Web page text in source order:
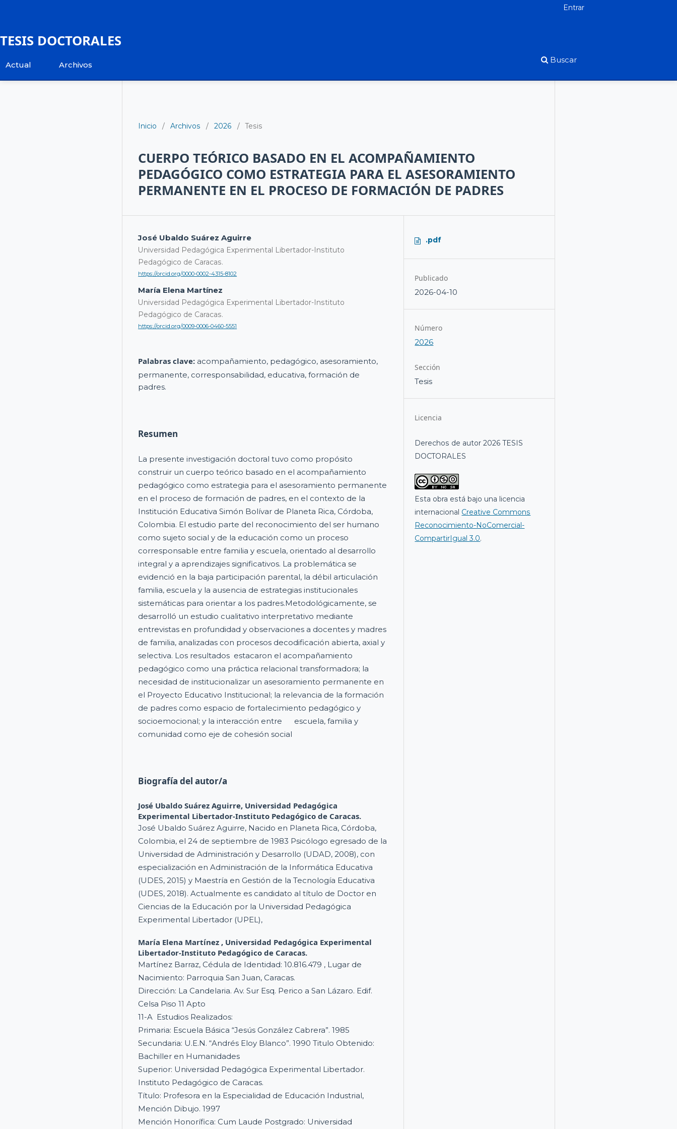
TESIS DOCTORALES
Actual Archivos
Buscar
Entrar
Inicio / Archivos / 2026 / Tesis
CUERPO TEÓRICO BASADO EN EL ACOMPAÑAMIENTO
PEDAGÓGICO COMO ESTRATEGIA PARA EL ASESORAMIENTO
PERMANENTE EN EL PROCESO DE FORMACIÓN DE PADRES
José Ubaldo Suárez Aguirre
Universidad Pedagógica Experimental Libertador-Instituto
Pedagógico de Caracas.
https://orcid.org/0000-0002-4315-8102
María Elena Martínez
Universidad Pedagógica Experimental Libertador-Instituto
Pedagógico de Caracas.
https://orcid.org/0009-0006-0460-5551
Palabras clave: acompañamiento, pedagógico, asesoramiento,
permanente, corresponsabilidad, educativa, formación de
padres.
Resumen
La presente investigación doctoral tuvo como propósito
construir un cuerpo teórico basado en el acompañamiento
pedagógico como estrategia para el asesoramiento permanente
en el proceso de formación de padres, en el contexto de la
Institución Educativa Simón Bolívar de Planeta Rica, Córdoba,
Colombia. El estudio parte del reconocimiento del ser humano
como sujeto social y de la educación como un proceso
corresponsable entre familia y escuela, orientado al desarrollo
integral y a aprendizajes significativos. La problemática se
evidenció en la baja participación parental, la débil articulación
familia, escuela y la ausencia de estrategias institucionales
sistemáticas para orientar a los padres.Metodológicamente, se
desarrolló un estudio cualitativo interpretativo mediante
entrevistas en profundidad y observaciones a docentes y madres
de familia, analizadas con procesos decodificación abierta, axial y
selectiva. Los resultados estacaron el acompañamiento
pedagógico como una práctica relacional transformadora; la
necesidad de institucionalizar un asesoramiento permanente en
el Proyecto Educativo Institucional; la relevancia de la formación
de padres como espacio de fortalecimiento pedagógico y
socioemocional; y la interacción entre escuela, familia y
comunidad como eje de cohesión social
Biografía del autor/a
José Ubaldo Suárez Aguirre, Universidad Pedagógica
Experimental Libertador-Instituto Pedagógico de Caracas.
José Ubaldo Suárez Aguirre, Nacido en Planeta Rica, Córdoba,
Colombia, el 24 de septiembre de 1983 Psicólogo egresado de la
Universidad de Administración y Desarrollo (UDAD, 2008), con
especialización en Administración de la Informática Educativa
(UDES, 2015) y Maestría en Gestión de la Tecnología Educativa
(UDES, 2018). Actualmente es candidato al título de Doctor en
Ciencias de la Educación por la Universidad Pedagógica
Experimental Libertador (UPEL),
María Elena Martínez , Universidad Pedagógica Experimental
Libertador-Instituto Pedagógico de Caracas.
Martínez Barraz, Cédula de Identidad: 10.816.479 , Lugar de
Nacimiento: Parroquia San Juan, Caracas.
Dirección: La Candelaria. Av. Sur Esq. Perico a San Lázaro. Edif.
Celsa Piso 11 Apto
11-A Estudios Realizados:
Primaria: Escuela Básica “Jesús González Cabrera”. 1985
Secundaria: U.E.N. “Andrés Eloy Blanco”. 1990 Titulo Obtenido:
Bachiller en Humanidades
Superior: Universidad Pedagógica Experimental Libertador.
Instituto Pedagógico de Caracas.
Título: Profesora en la Especialidad de Educación Industrial,
Mención Dibujo. 1997
Mención Honorífica: Cum Laude Postgrado: Universidad
.pdf
Publicado
2026-04-10
Número
2026
Sección
Tesis
Licencia
Derechos de autor 2026 TESIS
DOCTORALES
Esta obra está bajo una licencia
internacional Creative Commons
Reconocimiento-NoComercial-
CompartirIgual 3.0.